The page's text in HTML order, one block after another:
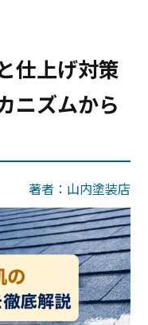
仕上げ対策
ニズムから
著者：山内塗装店